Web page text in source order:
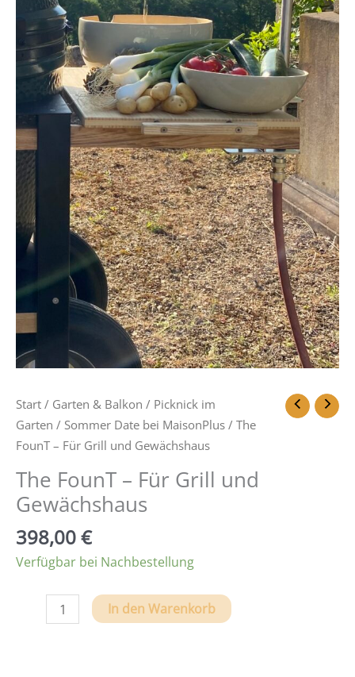
Start / Garten & Balkon / Picknick im
Garten / Sommer Date bei MaisonPlus / The
FounT – Für Grill und Gewächshaus
The FounT – Für Grill und
Gewächshaus
398,00€
Verfügbar bei Nachbestellung
FounT
In den Warenkorb